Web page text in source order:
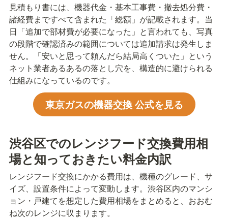
見積もり書には、機器代金・基本工事費・撤去処分費・
諸経費まですべて含まれた「総額」が記載されます。当
日「追加で部材費が必要になった」と言われても、写真
の段階で確認済みの範囲については追加請求は発生しま
せん。「安いと思って頼んだら結局高くついた」という
ネット業者あるあるの落とし穴を、構造的に避けられる
仕組みになっているのです。
東京ガスの機器交換 公式を見る
渋谷区でのレンジフード交換費用相
場と知っておきたい料金内訳
レンジフード交換にかかる費用は、機種のグレード、サ
イズ、設置条件によって変動します。渋谷区内のマンシ
ョン・戸建てを想定した費用相場をまとめると、おおむ
ね次のレンジに収まります。